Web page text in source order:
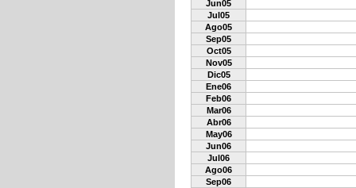
Jun05
Jul05
Ago05
Sep05
Oct05
Nov05
Dic05
Ene06
Feb06
Mar06
Abr06
May06
Jun06
Jul06
Ago06
Sep06